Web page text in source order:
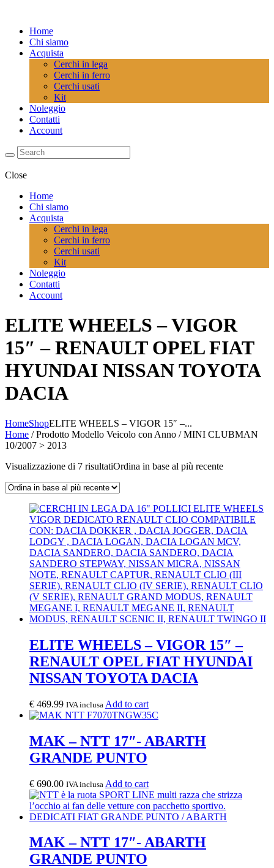
Home
Chi siamo
Acquista
Cerchi in lega
Cerchi in ferro
Cerchi usati
Kit
Noleggio
Contatti
Account
Close
Home
Chi siamo
Acquista
Cerchi in lega
Cerchi in ferro
Cerchi usati
Kit
Noleggio
Contatti
Account
ELITE WHEELS – VIGOR
15″ – RENAULT OPEL FIAT
HYUNDAI NISSAN TOYOTA
DACIA
HomeShopELITE WHEELS – VIGOR 15″ –...
Home / Prodotto Modello Veicolo con Anno / MINI CLUBMAN
10/2007 > 2013
Visualizzazione di 7 risultatiOrdina in base al più recente
ELITE WHEELS – VIGOR 15″ –
RENAULT OPEL FIAT HYUNDAI
NISSAN TOYOTA DACIA
€ 469.99 IVA inclusa Add to cart
MAK – NTT 17″- ABARTH
GRANDE PUNTO
€ 690.00 IVA inclusa Add to cart
MAK – NTT 17″- ABARTH
GRANDE PUNTO